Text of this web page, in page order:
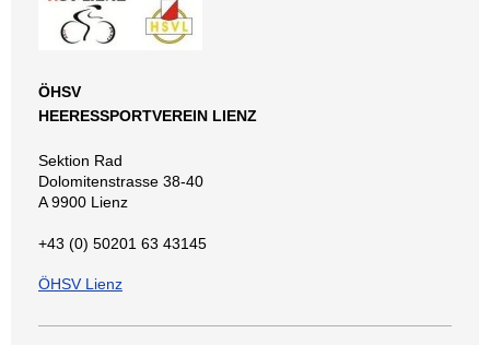
ÖHSV
HEERESSPORTVEREIN LIENZ
Sektion Rad
Dolomitenstrasse 38-40
A 9900 Lienz
+43 (0) 50201 63 43145
ÖHSV Lienz